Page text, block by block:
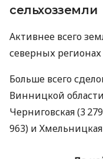
сельхозземли
Активнее всего
северных
Больше всего
Винницкой
Черниговская (3
963) и Хмельницкая